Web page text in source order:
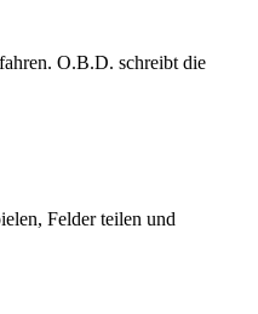
O.B.D. schreibt die
Felder teilen und